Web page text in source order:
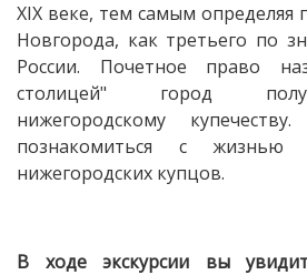
XIX веке, тем самым
Новгорода, как третьего по
России. Почетное право
столицей" город
нижегородскому
познакомиться с жизнью
нижегородских купцов.
В ходе экскурсии вы